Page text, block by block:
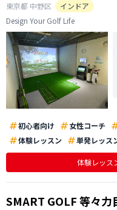
東京都 中野区
インドア
Design Your Golf Life
初心者向け
女性コーチ
体験レッスン
単発レッス
体験レッス
SMART GOLF 等々力